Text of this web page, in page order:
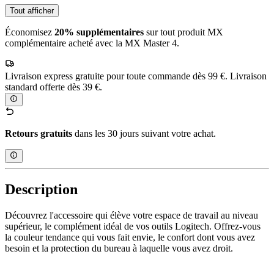
Tout afficher
Économisez 20% supplémentaires sur tout produit MX
complémentaire acheté avec la MX Master 4.
Livraison express gratuite pour toute commande dès 99 €. Livraison
standard offerte dès 39 €.
Retours gratuits dans les 30 jours suivant votre achat.
Description
Découvrez l'accessoire qui élève votre espace de travail au niveau
supérieur, le complément idéal de vos outils Logitech. Offrez-vous
la couleur tendance qui vous fait envie, le confort dont vous avez
besoin et la protection du bureau à laquelle vous avez droit.